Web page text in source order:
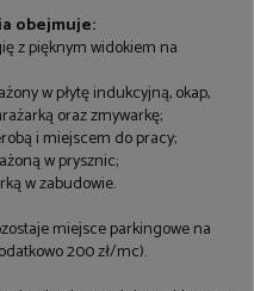
obejmuje:
z pięknym widokiem na
w płytę indukcyjną, okap,
oraz zmywarkę;
i miejscem do pracy;
w prysznic;
w zabudowie.
miejsce parkingowe na
200 zł/mc).